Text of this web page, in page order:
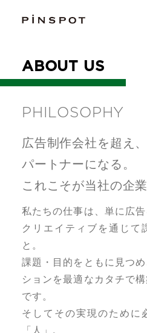
ABOUT US
PHILOSOPHY
広告制作会社を超え、
パートナーになる。
これこそが当社の企
私たちの仕事は、単に広
クリエイティブを通じて
と。
課題・目的をともに見つ
ションを最適なカタチで
です。
そしてその実現のために
「人」。